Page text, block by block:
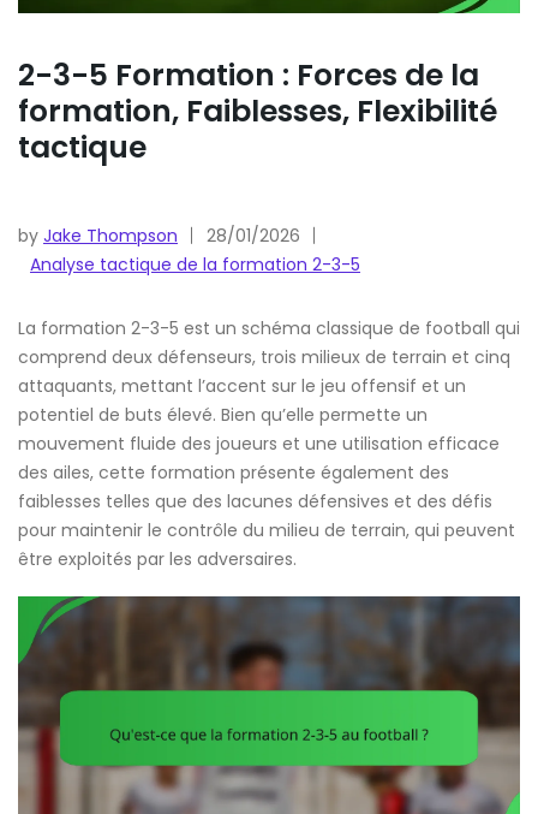
2-3-5 Formation : Forces de la
formation, Faiblesses, Flexibilité
tactique
by Jake Thompson
28/01/2026
Analyse tactique de la formation 2-3-5
La formation 2-3-5 est un schéma classique de football qui
comprend deux défenseurs, trois milieux de terrain et cinq
attaquants, mettant l’accent sur le jeu offensif et un
potentiel de buts élevé. Bien qu’elle permette un
mouvement fluide des joueurs et une utilisation efficace
des ailes, cette formation présente également des
faiblesses telles que des lacunes défensives et des défis
pour maintenir le contrôle du milieu de terrain, qui peuvent
être exploités par les adversaires.